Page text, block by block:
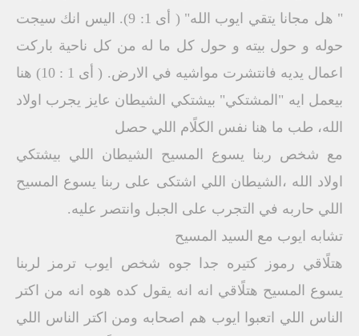
" هل مجانا يتقي ايوب الله" ( أى 1: 9). اليس انك سيجت
حوله و حول بيته و حول كل ما له من كل ناحية باركت
اعمال يديه فانتشرت مواشيه في الارض. ( أى 1 : 10) هنا
بيعمل ايه "المشتكي" بيشتكي الشيطان عايز يجرب اولاد
الله، طب ما هنا نفس الكلًام اللي حصل
مع شخص ربنا يسوع المسيح الشيطان اللي بيشتكي
اولاد الله ،الشيطان اللي اشتكى على ربنا يسوع المسيح
اللي حاربه في التجرب على الجبل وانتصر عليه.
تشابه ايوب مع السيد المسيح
هتلًاقي رموز كتيره جدا جوه شخص ايوب ترمز لربنا
يسوع المسيح هتلًاقي انه انه يقول كده هوه انه من اكتر
الناس اللي اتعبوا ايوب هم اصحابه ومن اكتر الناس اللي